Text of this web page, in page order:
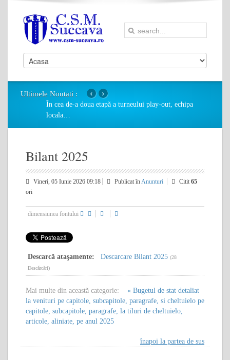
Ultimele Noutati :
În cea de-a doua etapă a turneului play-out, echipa
locala
›
‹
Bilant 2025
Vineri, 05 Iunie 2026 09:18 Publicat înAnunturi Citit 65
ori
dimensiunea fontului
Descarcă ataşamente: Descarcare Bilant 2025 (28
Descărcări)
Mai multe din această categorie:
« Bugetul de stat detaliat
la venituri pe capitole, subcapitole, paragrafe, si cheltuielo pe
capitole, subcapitole, paragrafe, la tiluri de cheltuielo,
articole, aliniate, pe anul 2025
înapoi la partea de sus